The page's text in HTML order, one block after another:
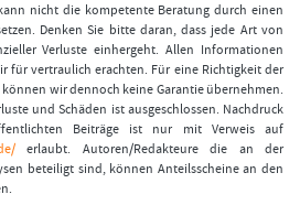
nicht die kompetente Beratung durch einen
Denken Sie bitte daran, dass jede Art von
Verluste einhergeht. Allen Informationen
für vertraulich erachten. Für eine Richtigkeit der
wir dennoch keine Garantie übernehmen.
und Schäden ist ausgeschlossen. Nachdruck
Beiträge ist nur mit Verweis auf
erlaubt. Autoren/Redakteure die an der
beteiligt sind, können Anteilsscheine an den